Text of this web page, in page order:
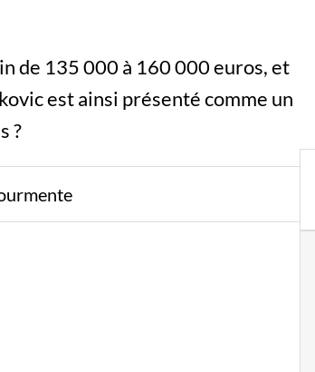
de 135 000 à 160 000 euros, et
est ainsi présenté comme un
?